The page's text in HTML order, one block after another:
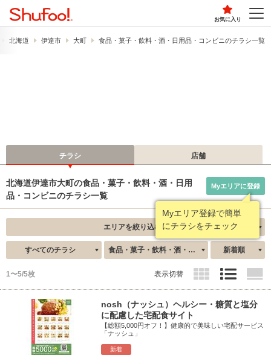
お気に入り
北海道 伊達市 大町 食品・菓子・飲料・酒・日用品・コンビニのチラシ一覧
チラシ 店舗
北海道伊達市大町の食品・菓子・飲料・酒・日用
品・コンビニのチラシ一覧
Myエリア登録で簡単
にチラシをチェック
Myエリアに登録
エリアを絞り込む
すべてのチラシ 食品・菓子・飲料・酒・日用品・コンビニ 新着順
1〜5/5枚 表示切替
新着
nosh（ナッシュ）ヘルシー・糖質と塩分
に配慮した宅配食サイト
【総額5,000円オフ！】健康的で美味しい宅配サービス
「ナッシュ」